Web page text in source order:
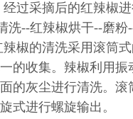
经过采摘后的红辣椒
--红辣椒烘干--磨粉
辣椒的清洗采用滚筒
的收集。辣椒利用
的灰尘进行清洗。
式进行螺旋输出。